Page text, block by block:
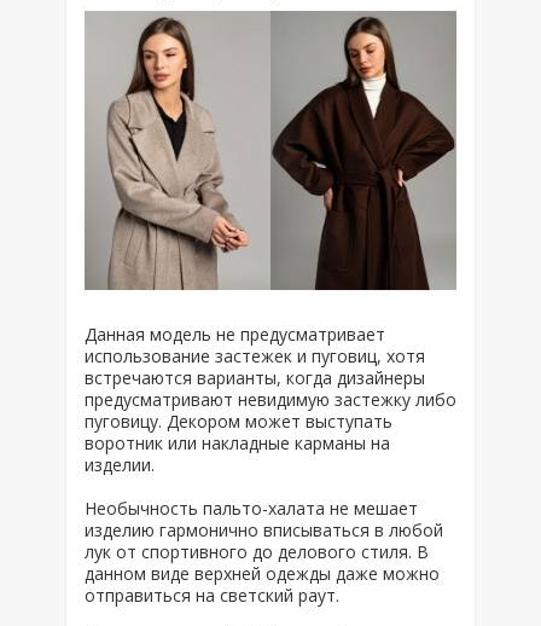
Данная модель не предусматривает
использование застежек и пуговиц, хотя
встречаются варианты, когда дизайнеры
предусматривают невидимую застежку либо
пуговицу. Декором может выступать
воротник или накладные карманы на
изделии.
Необычность пальто-халата не мешает
изделию гармонично вписываться в любой
лук от спортивного до делового стиля. В
данном виде верхней одежды даже можно
отправиться на светский раут.